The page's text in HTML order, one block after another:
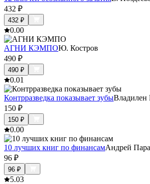
432 ₽
432 ₽
0.00
АГНИ КЭМПОЮ. Костров
490 ₽
490 ₽
0.01
Контрразведка показывает зубыВладилен
150 ₽
150 ₽
0.00
10 лучших книг по финансамАндрей
96 ₽
96 ₽
5.03